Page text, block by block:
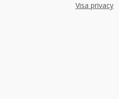
Visa privacy